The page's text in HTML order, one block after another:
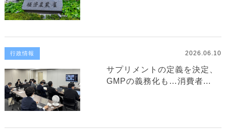
行政情報 2026.06.10
サプリメントの定義を決定、
GMPの義務化も…消費者...